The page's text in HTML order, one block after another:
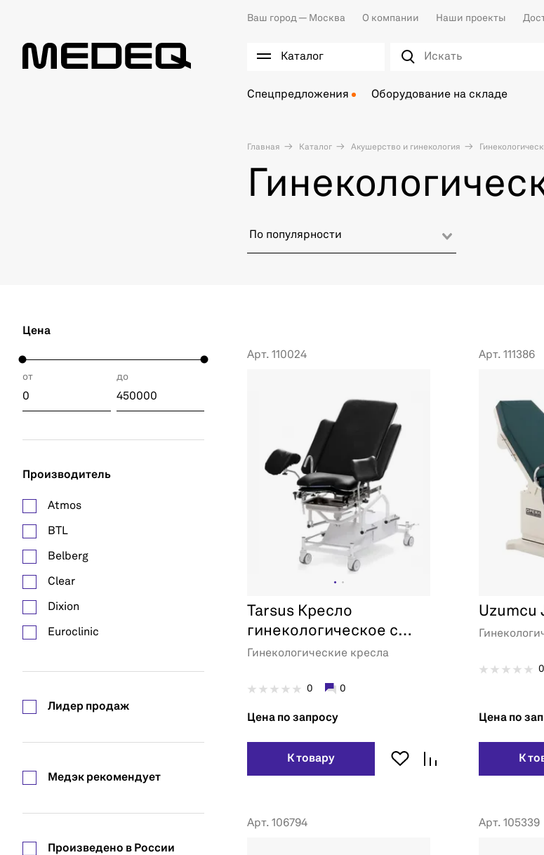
Ваш город — Москва О компании Наши проекты
Каталог
Спецпредложения Оборудование на складе
Главная Каталог Акушерство и гинекология
По популярности
Цена
от до
Производитель
Atmos
BTL
Belberg
Clear
Dixion
Euroclinic
Lojer
Schmitz
Лидер продаж
Медэк рекомендует
Произведено в России
Арт. 110024
Tarsus Кресло
гинекологическое с
электроприводом
Гинекологические кресла
0 0
Цена по запросу
К товару
Арт. 111386
Uzumcu
0
Цена по
К
Арт. 106794 Арт. 105339